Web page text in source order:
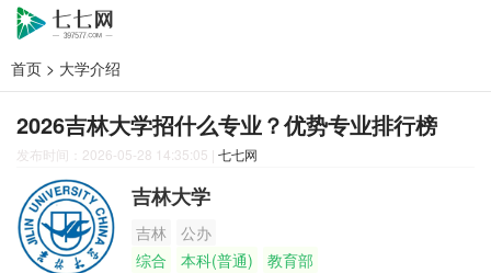
首页 > 大学介绍
2026吉林大学招什么专业？优势专业排行榜
发布时间：2026-05-28 14:35:05 | 七七网
吉林大学
吉林
公办
综合
本科(普通) 教育部